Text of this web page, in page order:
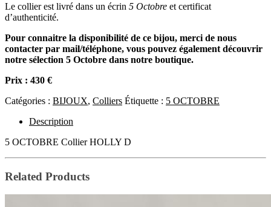
Le collier est livré dans un écrin 5 Octobre et certificat
d’authenticité.
Pour connaitre la disponibilité de ce bijou, merci de nous
contacter par mail/téléphone, vous pouvez également découvrir
notre sélection 5 Octobre dans notre boutique.
Prix : 430 €
Catégories : BIJOUX, Colliers Étiquette : 5 OCTOBRE
Description
5 OCTOBRE Collier HOLLY D
Related Products